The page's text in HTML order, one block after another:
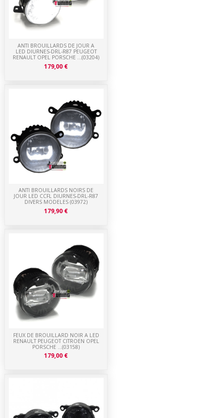
FEUX DE BROUILLARD NOIR A LED
RENAULT PEUGEOT CITROEN OPEL
PORSCHE ...(03158)
179,00 €
ANTI BROUILLARDS NOIRS DE
JOUR LED CCFL DIURNES-DRL-R87
DIVERS MODELES (03972)
179,90 €
ANTI BROUILLARDS DE JOUR A
LED DIURNES-DRL-R87 PEUGEOT
RENAULT OPEL PORSCHE ...(03204)
179,00 €